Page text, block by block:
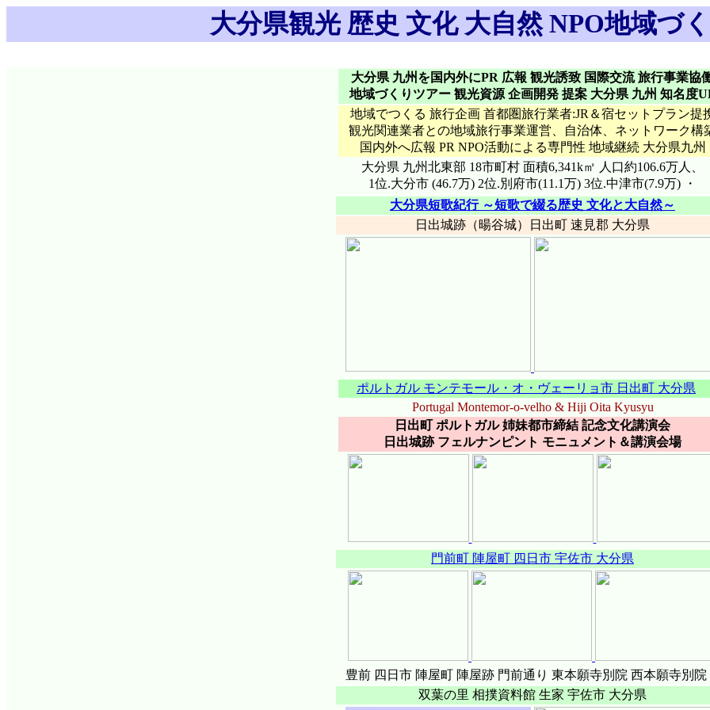
大分県観光 歴史 文化 大自然 NPO地域づ
大分県 九州を国内外にPR 広報 観光誘致 国際交流 旅行事業協
地域づくりツアー 観光資源 企画開発 提案 大分県 九州 知名度
地域でつくる 旅行企画 首都圏旅行業者:JR＆宿セットプラン提
観光関連業者との地域旅行事業運営、自治体、ネットワーク構
国内外へ広報 PR NPO活動による専門性 地域継続 大分県九州
大分県 九州北東部 18市町村 面積6,341k㎡ 人口約106.6万人、
1位.大分市 (46.7万) 2位.別府市(11.1万) 3位.中津市(7.9万) ・
大分県短歌紀行 ～短歌で綴る歴史 文化と大自然～
日出城跡（暘谷城）日出町 速見郡 大分県
ポルトガル モンテモール・オ・ヴェーリョ市 日出町 大分県
Portugal Montemor-o-velho & Hiji Oita Kyusyu
日出町 ポルトガル 姉妹都市締結 記念文化講演会
日出城跡 フェルナンピント モニュメント＆講演会場
門前町 陣屋町 四日市 宇佐市 大分県
豊前 四日市 陣屋町 陣屋跡 門前通り 東本願寺別院 西本願寺別
双葉の里 相撲資料館 生家 宇佐市 大分県